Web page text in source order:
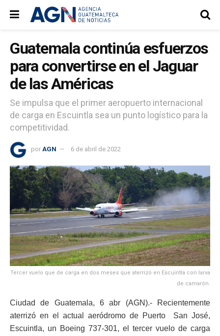
Guatemala continúa esfuerzos
para convertirse en el Jaguar
de las Américas
Se impulsa que el primer aeropuerto internacional
de carga en Escuintla sea un punto logístico para la
competitividad.
por AGN 6 de abril de 2022
Tercer vuelo que de carga en dos meses que aterrizó en Escuintla con larva
de camarón.
Ciudad de Guatemala, 6 abr (AGN).- Recientemente
aterrizó en el actual aeródromo de Puerto San José,
Escuintla, un Boeing 737-301, el tercer vuelo de carga